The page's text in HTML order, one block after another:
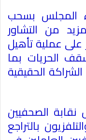
المجلس بسحب
من التشاور
على عملية تأهيل
الحريات بما
الحقيقية
الصحفيين
بالتراجع